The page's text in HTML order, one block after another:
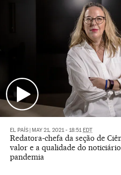
EL PAÍS MAY 21, 2021 - 18:51 EDT
Redatora-chefa da seção de
valor e a qualidade do
pandemia